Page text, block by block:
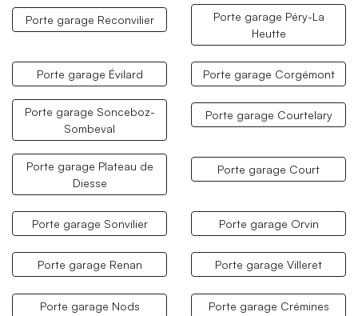
Porte garage Reconvilier
Porte garage Péry-La
Heutte
Porte garage Évilard Porte garage Corgémont
Porte garage Sonceboz-
Sombeval
Porte garage Courtelary
Porte garage Plateau de
Diesse
Porte garage Court
Porte garage Sonvilier Porte garage Orvin
Porte garage Renan Porte garage Villeret
Porte garage Nods Porte garage Crémines